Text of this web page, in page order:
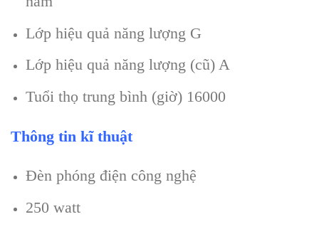
Lớp hiệu quả năng lượng G
Lớp hiệu quả năng lượng (cũ) A
Tuổi thọ trung bình (giờ) 16000
Thông tin kĩ thuật
Đèn phóng điện công nghệ
250 watt